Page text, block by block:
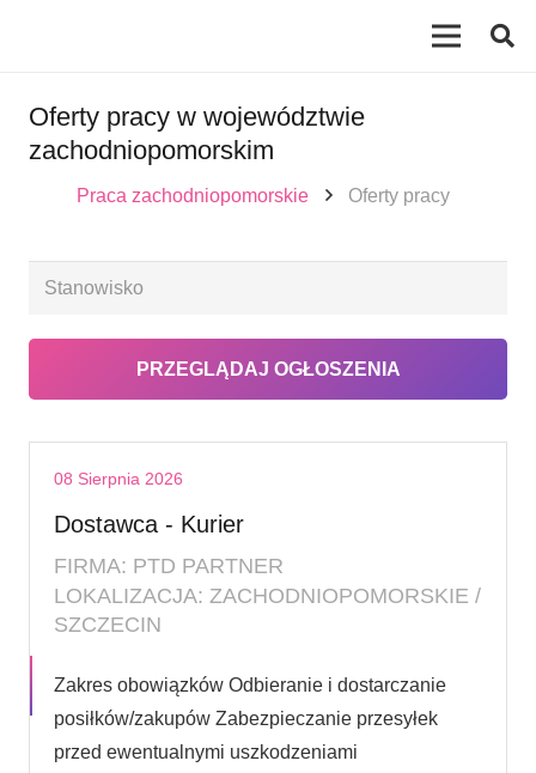
Oferty pracy w województwie
zachodniopomorskim
Praca zachodniopomorskie Oferty pracy
08 Sierpnia 2026
Dostawca - Kurier
FIRMA: PTD PARTNER
LOKALIZACJA: ZACHODNIOPOMORSKIE /
SZCZECIN
Zakres obowiązków Odbieranie i dostarczanie
posiłków/zakupów Zabezpieczanie przesyłek
przed ewentualnymi uszkodzeniami